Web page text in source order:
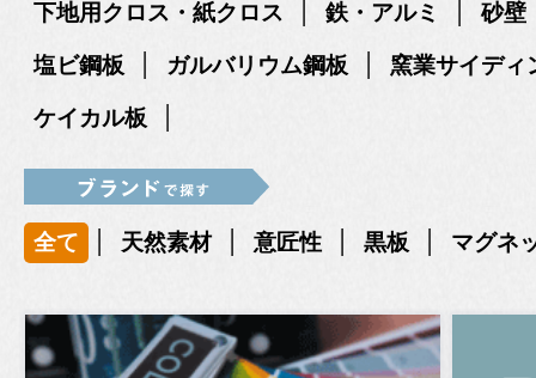
下地用クロス・紙クロス 鉄・アルミ 砂壁
塩ビ鋼板 | ガルバリウム鋼板 | 窯業サイディ
ケイカル板 |
全て | 天然素材 | 意匠性 | 黒板 | マグネ